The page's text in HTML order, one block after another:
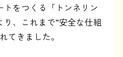
トをつくる「トンネリン
、これまで“安全な仕組
てきました。